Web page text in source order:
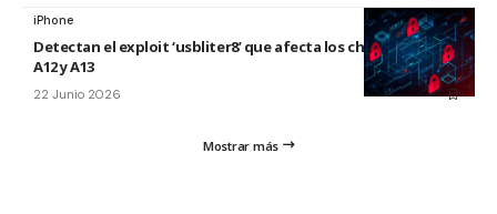
iPhone
Detectan el exploit ‘usbliter8’ que afecta los chips de Apple
A12 y A13
22 Junio 2026
Mostrar más